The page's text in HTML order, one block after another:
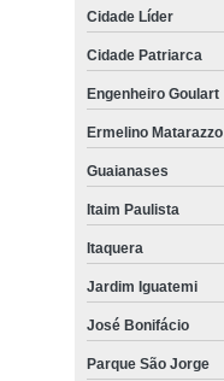
Cidade Líder
Cidade Patriarca
Engenheiro Goulart
Ermelino Matarazzo
Guaianases
Itaim Paulista
Itaquera
Jardim Iguatemi
José Bonifácio
Parque São Jorge